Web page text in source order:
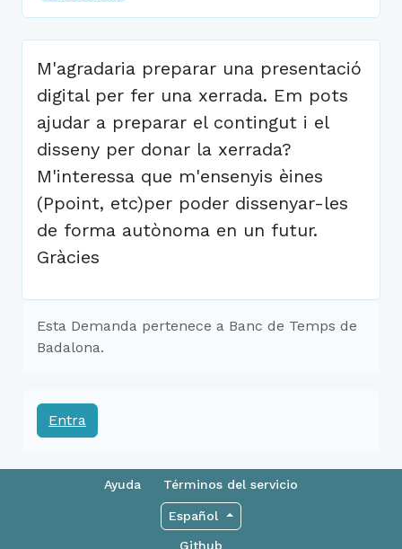
M'agradaria preparar una presentació
digital per fer una xerrada. Em pots
ajudar a preparar el contingut i el
disseny per donar la xerrada?
M'interessa que m'ensenyis èines
(Ppoint, etc)per poder dissenyar-les
de forma autònoma en un futur.
Gràcies
Esta Demanda pertenece a Banc de Temps de
Badalona.
Entra
Ayuda Términos del servicio
Español
Github